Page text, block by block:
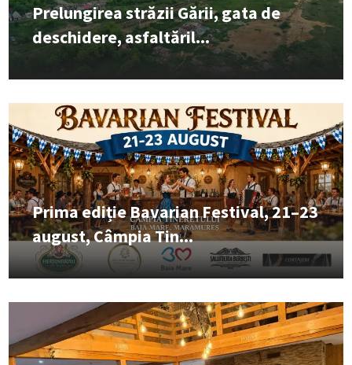
Prelungirea străzii Gării, gata de
deschidere, asfaltăril...
Prima ediție Bavarian Festival, 21–23
august, Câmpia Tin...